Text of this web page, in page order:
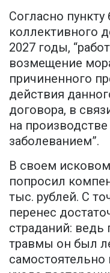
Согласно
коллективного
2027 годы,
возмещение
причиненного
действия
договора, в
на
заболеванием”.
В своем
попросил
тыс. рублей. С
перенес
страданий:
травмы он был
самостоятельно